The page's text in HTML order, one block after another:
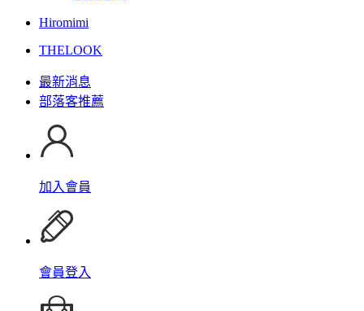
Hiromimi
THELOOK
最新消息
部落客推薦
加入會員
會員登入